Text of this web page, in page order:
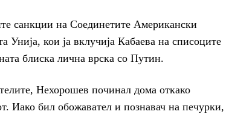
санкции на Соединетите Американски
кои ја вклучија Кабаева на списоците
блиска лична врска со Путин.
Нехорошев починал дома откако
Иако бил обожавател и познавач на печурки,